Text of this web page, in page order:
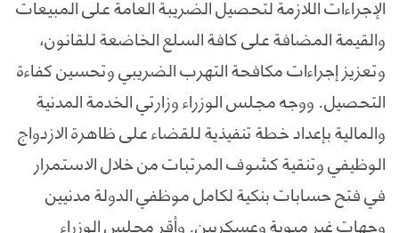
والقيمة المضافة على كافة السلع الخاضعة للقانون،
وتعزيز إجراءات مكافحة التهرب الضريبي وتحسين كفاءة
التحصيل. ووجه مجلس الوزراء وزارتي الخدمة المدنية
والمالية بإعداد خطة تنفيذية للقضاء على ظاهرة الازدواج
الوظيفي وتنقية كشوف المرتبات من خلال الاستمرار
في فتح حسابات بنكية لكامل موظفي الدولة مدنيين
وجهات غير مبوبة وعسكريين. وأقر مجلس الوزراء